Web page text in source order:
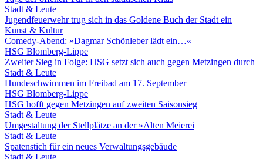
Stadt & Leute
Jugendfeuerwehr trug sich in das Goldene Buch der Stadt ein
Kunst & Kultur
Comedy-Abend: »Dagmar Schönleber lädt ein…«
HSG Blomberg-Lippe
Zweiter Sieg in Folge: HSG setzt sich auch gegen Metzingen durch
Stadt & Leute
Hundeschwimmen im Freibad am 17. September
HSG Blomberg-Lippe
HSG hofft gegen Metzingen auf zweiten Saisonsieg
Stadt & Leute
Umgestaltung der Stellplätze an der »Alten Meierei
Stadt & Leute
Spatenstich für ein neues Verwaltungsgebäude
Stadt & Leute